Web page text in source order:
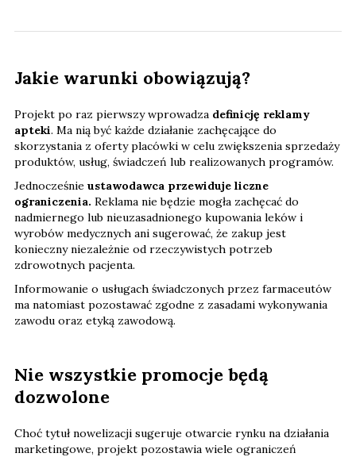
Jakie warunki obowiązują?
Projekt po raz pierwszy wprowadza definicję reklamy
apteki. Ma nią być każde działanie zachęcające do
skorzystania z oferty placówki w celu zwiększenia sprzedaży
produktów, usług, świadczeń lub realizowanych programów.
Jednocześnie ustawodawca przewiduje liczne
ograniczenia. Reklama nie będzie mogła zachęcać do
nadmiernego lub nieuzasadnionego kupowania leków i
wyrobów medycznych ani sugerować, że zakup jest
konieczny niezależnie od rzeczywistych potrzeb
zdrowotnych pacjenta.
Informowanie o usługach świadczonych przez farmaceutów
ma natomiast pozostawać zgodne z zasadami wykonywania
zawodu oraz etyką zawodową.
Nie wszystkie promocje będą
dozwolone
Choć tytuł nowelizacji sugeruje otwarcie rynku na działania
marketingowe, projekt pozostawia wiele ograniczeń